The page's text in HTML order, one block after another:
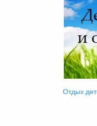
Отдых